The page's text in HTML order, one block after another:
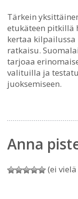
Tärkein
etukäteen pitkillä
kertaa kilpailussa
ratkaisu.
tarjoaa
valituilla ja
juoksemiseen.
Anna
(ei